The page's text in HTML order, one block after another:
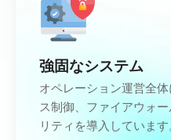
強固なシステム
オペレーション運営全
ス制御、ファイアウォ
リティを導入しています